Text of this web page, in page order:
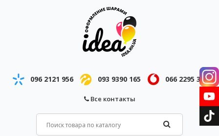
096 2121 956 093 9390 165 066 2295 343
Все контакты